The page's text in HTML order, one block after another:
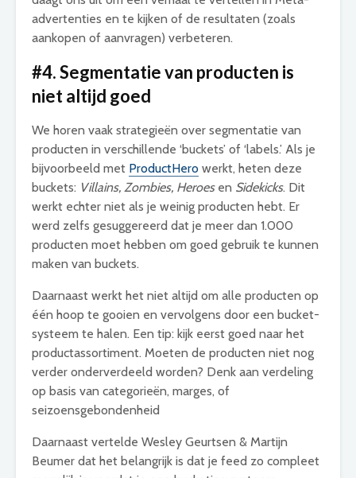
advertenties en te kijken of de resultaten (zoals
aankopen of aanvragen) verbeteren.
#4. Segmentatie van producten is
niet altijd goed
We horen vaak strategieën over segmentatie van
producten in verschillende ‘buckets’ of ‘labels.’ Als je
bijvoorbeeld met ProductHero werkt, heten deze
buckets: Villains, Zombies, Heroesen Sidekicks. Dit
werkt echter niet als je weinig producten hebt. Er
werd zelfs gesuggereerd dat je meer dan 1.000
producten moet hebben om goed gebruik te kunnen
maken van buckets.
Daarnaast werkt het niet altijd om alle producten op
één hoop te gooien en vervolgens door een bucket-
systeem te halen. Een tip: kijk eerst goed naar het
productassortiment. Moeten de producten niet nog
verder onderverdeeld worden? Denk aan verdeling
op basis van categorieën, marges, of
seizoensgebondenheid
Daarnaast vertelde Wesley Geurtsen & Martijn
Beumer dat het belangrijk is dat je feed zo compleet